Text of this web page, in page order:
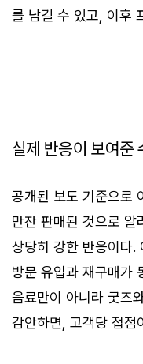
를 남길 수 있고, 이후
실제 반응이 보여준
공개된 보도 기준으로
만잔 판매된 것으로 알
상당히 강한 반응이다.
방문 유입과 재구매가
음료만이 아니라 굿즈
감안하면, 고객당 접점